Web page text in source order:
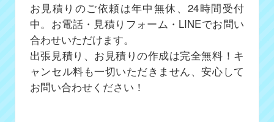
お見積りのご依頼は年中無休、24時間受付
中。お電話・見積りフォーム・LINEでお問い
合わせいただけます。
出張見積り、お見積りの作成は完全無料！キ
ャンセル料も一切いただきません、安心して
お問い合わせください！